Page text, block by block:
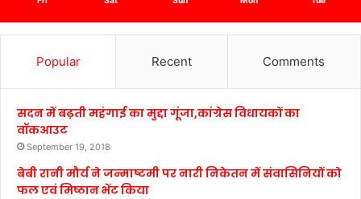
Popular Recent Comments
सदन में बढ़ती महंगाई का मुद्दा गूंजा,कांग्रेस विधायकों का
वॉकआउट
September 19, 2018
बेबी रानी मौर्य ने जन्माष्टमी पर नारी निकेतन में संवासिनियों को
फल एवं मिष्ठान भेंट किया